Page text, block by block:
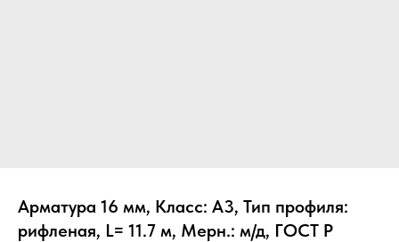
Арматура 16 мм, Класс: А3, Тип профиля:
рифленая, L= 11.7 м, Мерн.: м/д, ГОСТ Р